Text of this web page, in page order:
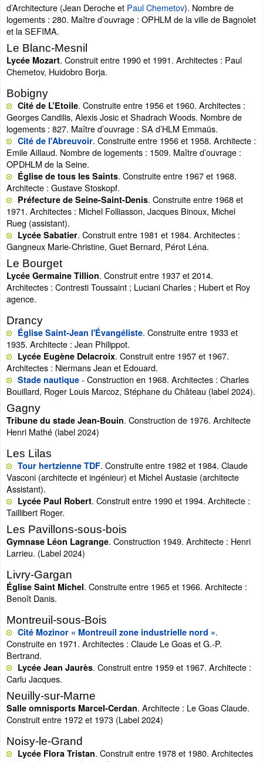
d’Architecture (Jean Deroche et Paul Chemetov). Nombre de
logements : 280. Maître d’ouvrage : OPHLM de la ville de Bagnolet
et la SEFIMA.
Le Blanc-Mesnil
Lycée Mozart. Construit entre 1990 et 1991. Architectes : Paul
Chemetov, Huidobro Borja.
Bobigny
Cité de L’Etoile. Construite entre 1956 et 1960. Architectes :
Georges Candilis, Alexis Josic et Shadrach Woods. Nombre de
logements : 827. Maître d’ouvrage : SA d’HLM Emmaüs.
Cité de l'Abreuvoir. Construite entre 1956 et 1958. Architecte :
Emile Aillaud. Nombre de logements : 1509. Maître d’ouvrage :
OPDHLM de la Seine.
Église de tous les Saints. Construite entre 1967 et 1968.
Architecte : Gustave Stoskopf.
Préfecture de Seine-Saint-Denis. Construite entre 1968 et
1971. Architectes : Michel Folliasson, Jacques Binoux, Michel
Rueg (assistant).
Lycée Sabatier. Construit entre 1981 et 1984. Architectes :
Gangneux Marie-Christine, Guet Bernard, Pérot Léna.
Le Bourget
Lycée Germaine Tillion. Construit entre 1937 et 2014.
Architectes : Contresti Toussaint ; Luciani Charles ; Hubert et Roy
agence.
Drancy
Église Saint-Jean l'Évangéliste. Construite entre 1933 et
1935. Architecte : Jean Philippot.
Lycée Eugène Delacroix. Construit entre 1957 et 1967.
Architectes : Niermans Jean et Edouard.
Stade nautique - Construction en 1968. Architectes : Charles
Bouillard, Roger Louis Marcoz, Stéphane du Château (label 2024).
Gagny
Tribune du stade Jean-Bouin. Construction de 1976. Architecte
Henri Mathé (label 2024)
Les Lilas
Tour hertzienne TDF. Construite entre 1982 et 1984. Claude
Vasconi (architecte et ingénieur) et Michel Austasie (architecte
Assistant).
Lycée Paul Robert. Construit entre 1990 et 1994. Architecte :
Taillibert Roger.
Les Pavillons-sous-bois
Gymnase Léon Lagrange. Construction 1949. Architecte : Henri
Larrieu. (Label 2024)
Livry-Gargan
Église Saint Michel. Construite entre 1965 et 1966. Architecte :
Benoît Danis.
Montreuil-sous-Bois
Cité Mozinor « Montreuil zone industrielle nord ».
Construite en 1971. Architectes : Claude Le Goas et G.-P.
Bertrand.
Lycée Jean Jaurès. Construit entre 1959 et 1967. Architecte :
Carlu Jacques.
Neuilly-sur-Marne
Salle omnisports Marcel-Cerdan. Architecte : Le Goas Claude.
Construit entre 1972 et 1973 (Label 2024)
Noisy-le-Grand
Lycée Flora Tristan. Construit entre 1978 et 1980. Architectes